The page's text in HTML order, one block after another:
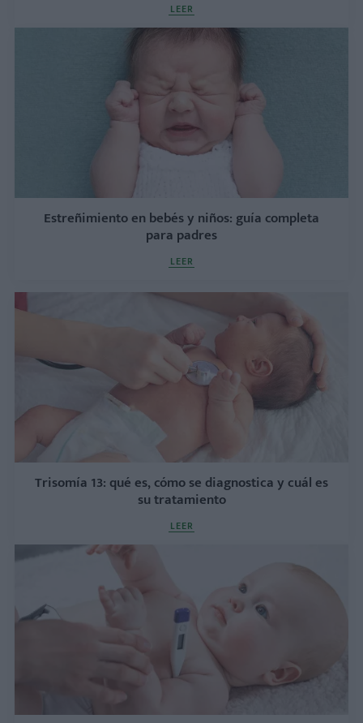
LEER
Estreñimiento en bebés y niños: guía completa
para padres
LEER
Trisomía 13: qué es, cómo se diagnostica y cuál es
su tratamiento
LEER